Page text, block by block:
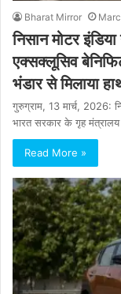
Bharat Mirror
निसान मोटर
एक्सक्लूसिव
भंडार से मिलाया
गुरुग्राम, 13 मार्च, 2026:
भारत सरकार के गृह
Read More »